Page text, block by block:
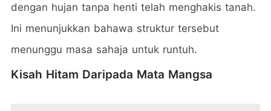
dengan hujan tanpa henti telah menghakis tanah.
Ini menunjukkan bahawa struktur tersebut
menunggu masa sahaja untuk runtuh.
Kisah Hitam Daripada Mata Mangsa